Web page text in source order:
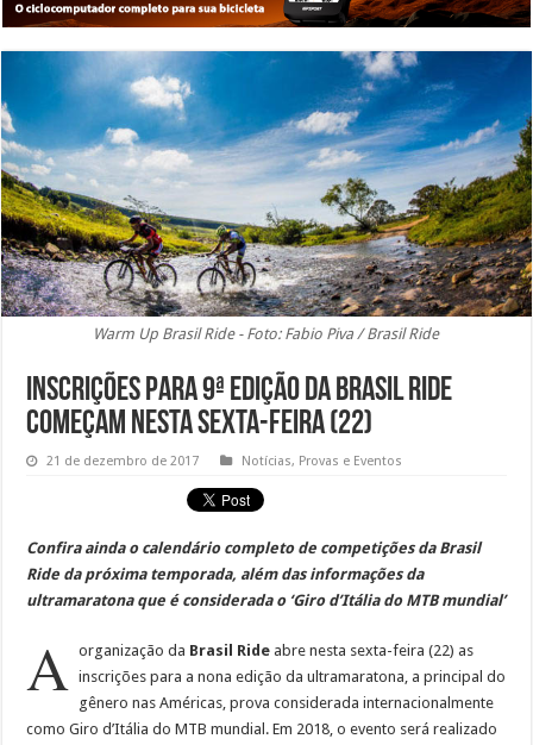
Warm Up Brasil Ride - Foto: Fabio Piva / Brasil Ride
Inscrições para 9ª edição da Brasil Ride
começam nesta sexta-feira (22)
21 de dezembro de 2017 Notícias, Provas e Eventos
Confira ainda o calendário completo de competições da Brasil
Ride da próxima temporada, além das informações da
ultramaratona que é considerada o ‘Giro d’Itália do MTB mundial’
A organização da Brasil Ride abre nesta sexta-feira (22) as
inscrições para a nona edição da ultramaratona, a principal do
gênero nas Américas, prova considerada internacionalmente
como Giro d’Itália do MTB mundial. Em 2018, o evento será realizado